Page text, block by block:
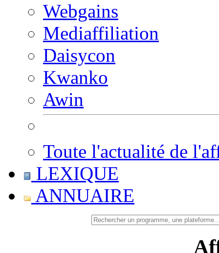
Webgains
Mediaffiliation
Daisycon
Kwanko
Awin
Toute l'actualité de
LEXIQUE
ANNUAIRE